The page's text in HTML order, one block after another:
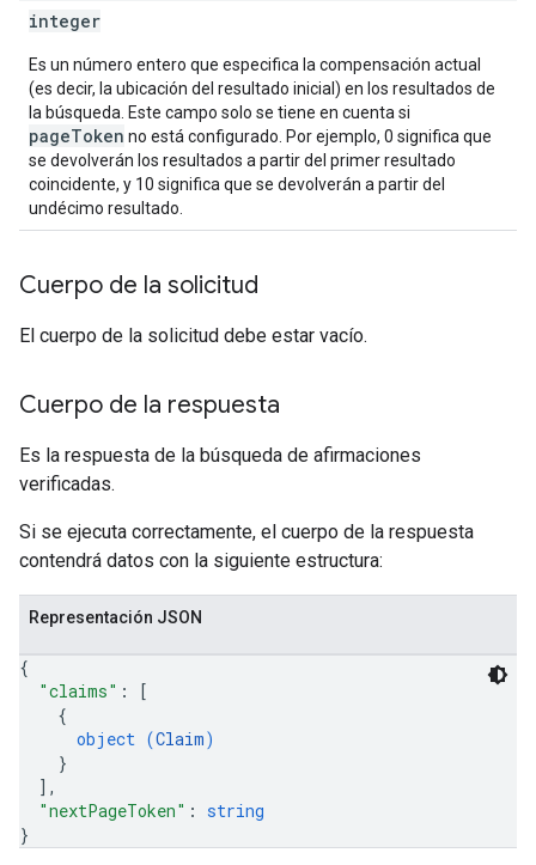
integer
Es un número entero que especifica la compensación actual
(es decir, la ubicación del resultado inicial) en los resultados de
la búsqueda. Este campo solo se tiene en cuenta si
pageToken no está configurado. Por ejemplo, 0 significa que
se devolverán los resultados a partir del primer resultado
coincidente, y 10 significa que se devolverán a partir del
undécimo resultado.
Cuerpo de la solicitud
El cuerpo de la solicitud debe estar vacío.
Cuerpo de la respuesta
Es la respuesta de la búsqueda de afirmaciones
verificadas.
Si se ejecuta correctamente, el cuerpo de la respuesta
contendrá datos con la siguiente estructura:
Representación JSON
{
"claims" :
[
{
object (Claim)
}
] ,
"nextPageToken" : string
}